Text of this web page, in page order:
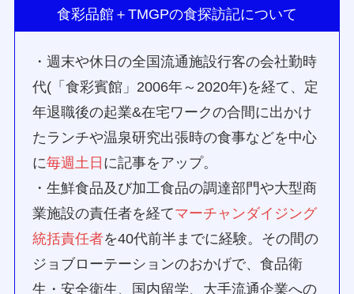
食彩品館＋TMGPの食探訪記について
・週末や休日の全国流通施設行客の会社勤時
代(「食彩賓館」2006年～2020年)を経て、定
年退職後の起業&在宅ワークの合間に出かけ
たランチや温泉研究出張時の食事などを中心
に毎週土日 に記事をアップ。
・生鮮食品及び加工食品の調達部門や大型商
業施設の責任者を経てマーチャンダイジング
統括責任者を40代前半までに経験。その間の
ジョブローテーションのおかげで、食品衛
生・安全衛生、国内留学、大手流通企業への